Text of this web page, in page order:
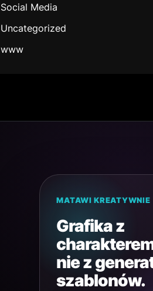
Social Media
Uncategorized
www
MATAWI KREATYWNIE
Grafika z
nie z
szablonów.